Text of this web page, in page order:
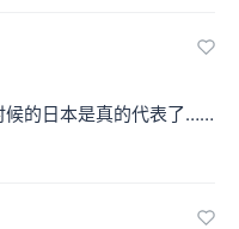
候的日本是真的代表了……